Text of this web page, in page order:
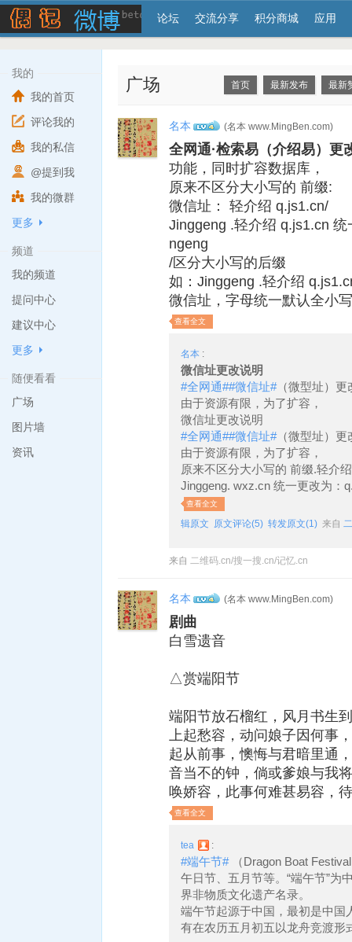
论坛 交流分享 积分商城 应用
我的
我的首页
评论我的
我的私信
@提到我
我的微群
更多
频道
我的频道
提问中心
建议中心
更多
随便看看
广场
图片墙
资讯
广场 首页 最新发布 最新
名本 4
(名本 www.MingBen.com)
全网通·检索易（介绍易）更
功能，同时扩容数据库，
原来不区分大小写的 前缀:
微信址： 轻介绍 q.js1.cn/
Jinggeng .轻介绍 q.js1.cn
ngeng
/区分大小写的后缀
如：Jinggeng .轻介绍
微信址，字母统一默认全小
查看全文
名本 :
微信址更改说明
#全网通##微信址#（微型址）更
由于资源有限，为了扩容，
微信址更改说明
#全网通##微信址#（微型址）更
由于资源有限，为了扩容，
原来不区分大小写的 前缀.轻介
Jinggeng. wxz.cn 统一更改为：
查看全文
辑原文 原文评论(5) 转发原文(1) 来自
来自 二维码.cn/搜一搜.cn/记忆.cn
名本 4
(名本 www.MingBen.com)
剧曲
白雪遗音
△赏端阳节
端阳节放石榴红，风月书生
上起愁容，动问娘子因何事
起从前事，懊悔与君暗里通
音当不的钟，倘或爹娘与我
唤娇容，此事何难甚易容，
查看全文
tea :
#端午节#（Dragon Boat
午日节、五月节等。“端午节”为
界非物质文化遗产名录。
端午节起源于中国，最初是中国
有在农历五月初五以龙舟竞渡形